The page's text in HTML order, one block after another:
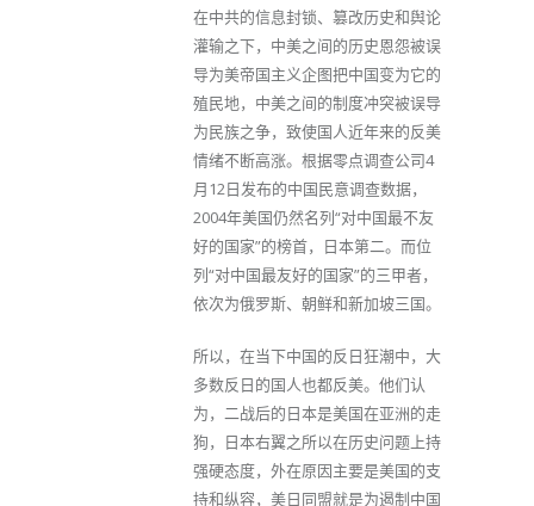
在中共的信息封锁、篡改历史和舆论
灌输之下，中美之间的历史恩怨被误
导为美帝国主义企图把中国变为它的
殖民地，中美之间的制度冲突被误导
为民族之争，致使国人近年来的反美
情绪不断高涨。根据零点调查公司4
月12日发布的中国民意调查数据，
2004年美国仍然名列“对中国最不友
好的国家”的榜首，日本第二。而位
列“对中国最友好的国家”的三甲者，
依次为俄罗斯、朝鲜和新加坡三国。
所以，在当下中国的反日狂潮中，大
多数反日的国人也都反美。他们认
为，二战后的日本是美国在亚洲的走
狗，日本右翼之所以在历史问题上持
强硬态度，外在原因主要是美国的支
持和纵容，美日同盟就是为遏制中国